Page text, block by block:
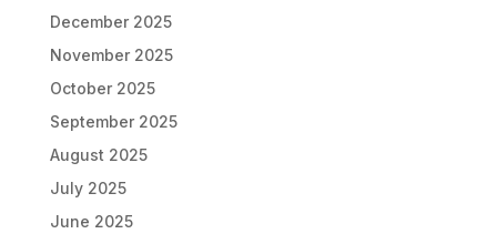
December 2025
November 2025
October 2025
September 2025
August 2025
July 2025
June 2025